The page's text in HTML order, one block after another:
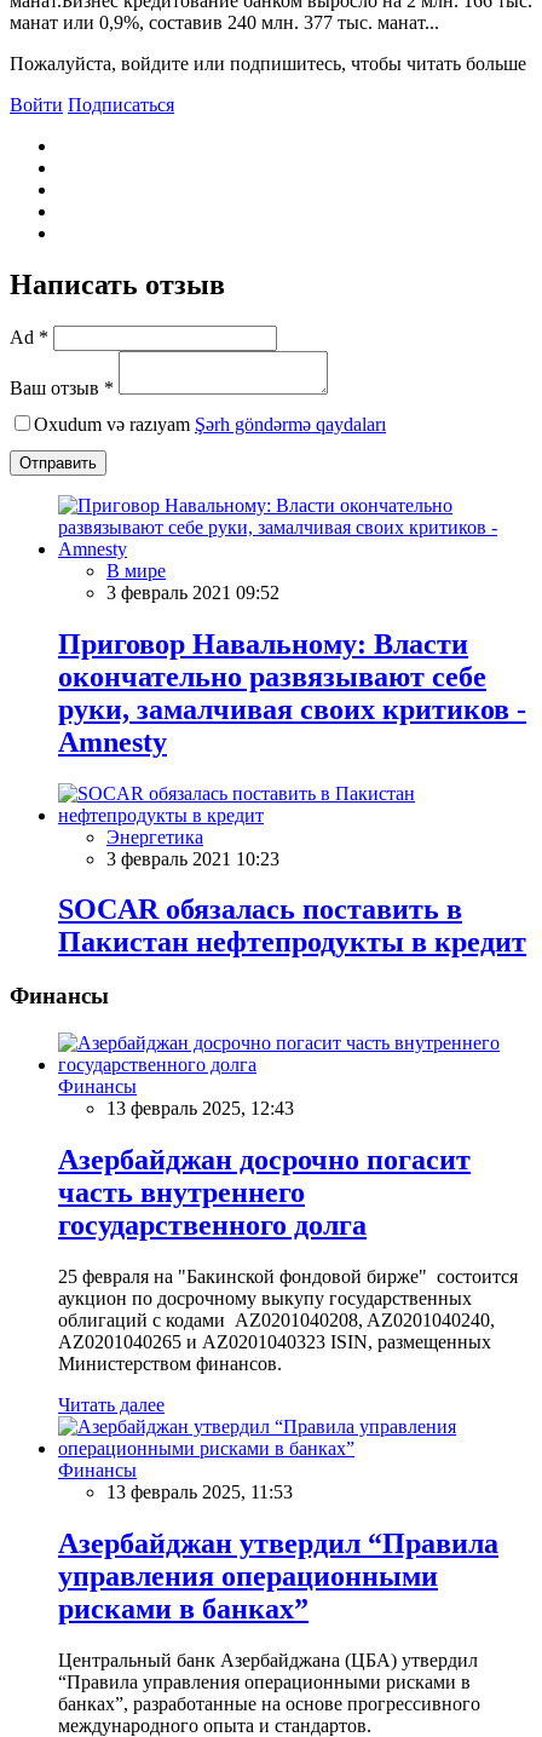
манат или 0,9%, составив 240 млн. 377 тыс. манат...
Пожалуйста, войдите или подпишитесь, чтобы читать больше
Войти Подписаться
Написать отзыв
Ad *
Ваш отзыв *
Oxudum və razıyam Şərh göndərmə qaydaları
Отправить
В мире
3 февраль 2021 09:52
Приговор Навальному: Власти
окончательно развязывают себе
руки, замалчивая своих критиков -
Amnesty
Энергетика
3 февраль 2021 10:23
SOCAR обязалась поставить в
Пакистан нефтепродукты в кредит
Финансы
Финансы
13 февраль 2025, 12:43
Азербайджан досрочно погасит
часть внутреннего
государственного долга
25 февраля на "Бакинской фондовой бирже" состоится
аукцион по досрочному выкупу государственных
облигаций с кодами AZ0201040208, AZ0201040240,
AZ0201040265 и AZ0201040323 ISIN, размещенных
Министерством финансов.
Читать далее
Финансы
13 февраль 2025, 11:53
Азербайджан утвердил “Правила
управления операционными
рисками в банках”
Центральный банк Азербайджана (ЦБА) утвердил
“Правила управления операционными рисками в
банках”, разработанные на основе прогрессивного
международного опыта и стандартов.